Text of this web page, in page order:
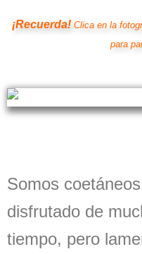
¡Recuerda! Clica en la
para
Somos
disfrutado de
tiempo, pero